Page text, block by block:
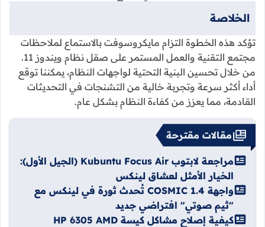
الخلاصة
تؤكد هذه الخطوة التزام مايكروسوفت بالاستماع لملاحظات
مجتمع التقنية والعمل المستمر على صقل نظام ويندوز 11.
من خلال تحسين البنية التحتية لواجهات النظام، يمكننا توقع
أداء أكثر سرعة وتجربة خالية من التشنجات في التحديثات
القادمة، مما يعزز من كفاءة النظام بشكل عام.
مقالات مقترحة
مراجعة لابتوب Kubuntu Focus Air (الجيل الأول):
الخيار الأمثل لعشاق لينكس
واجهة COSMIC 1.4 تُحدث ثورة في لينكس مع
"ثيم صوتي" افتراضي جديد
كيفية إصلاح مشاكل كيسة HP 6305 AMD